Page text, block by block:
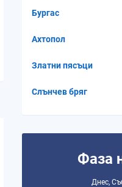
Бургас
Ахтопол
Златни пясъци
Слънчев бряг
Фаза
Днес,